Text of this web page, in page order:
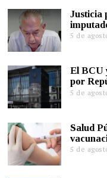
Justicia
5 de
El BCU
por
5 de
Salud
5 de